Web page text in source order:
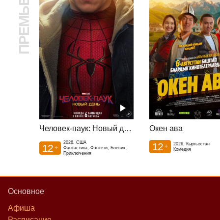
ПРЕМЬЕРА
Человек-паук: Новый день
12 +
2026, США
Фантастика, Фэнтези, Боевик,
Приключения
Окен ава
12 +
2026, Кыргызстан
Комедия
Основное
Афиша